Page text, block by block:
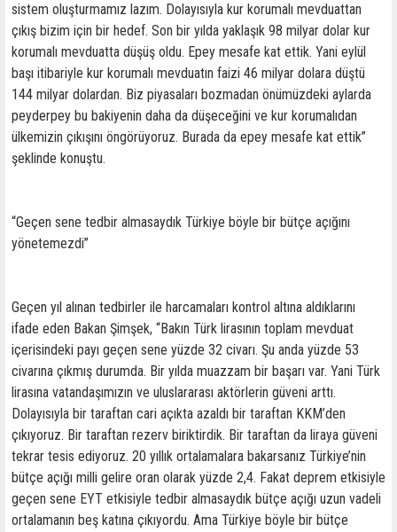
sistem oluşturmamız lazım. Dolayısıyla kur korumalı mevduattan
çıkış bizim için bir hedef. Son bir yılda yaklaşık 98 milyar dolar kur
korumalı mevduatta düşüş oldu. Epey mesafe kat ettik. Yani eylül
başı itibariyle kur korumalı mevduatın faizi 46 milyar dolara düştü
144 milyar dolardan. Biz piyasaları bozmadan önümüzdeki aylarda
peyderpey bu bakiyenin daha da düşeceğini ve kur korumalıdan
ülkemizin çıkışını öngörüyoruz. Burada da epey mesafe kat ettik”
şeklinde konuştu.
“Geçen sene tedbir almasaydık Türkiye böyle bir bütçe açığını
yönetemezdi”
Geçen yıl alınan tedbirler ile harcamaları kontrol altına aldıklarını
ifade eden Bakan Şimşek, “Bakın Türk lirasının toplam mevduat
içerisindeki payı geçen sene yüzde 32 civarı. Şu anda yüzde 53
civarına çıkmış durumda. Bir yılda muazzam bir başarı var. Yani Türk
lirasına vatandaşımızın ve uluslararası aktörlerin güveni arttı.
Dolayısıyla bir taraftan cari açıkta azaldı bir taraftan KKM’den
çıkıyoruz. Bir taraftan rezerv biriktirdik. Bir taraftan da liraya güveni
tekrar tesis ediyoruz. 20 yıllık ortalamalara bakarsanız Türkiye’nin
bütçe açığı milli gelire oran olarak yüzde 2,4. Fakat deprem etkisiyle
geçen sene EYT etkisiyle tedbir almasaydık bütçe açığı uzun vadeli
ortalamanın beş katına çıkıyordu. Ama Türkiye böyle bir bütçe